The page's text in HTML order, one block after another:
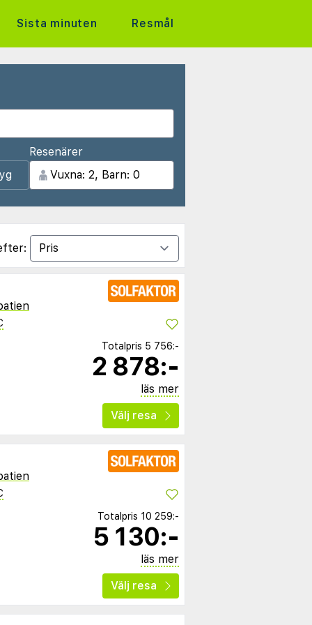
Sista minuten Resmål
Resenärer
Totalpris 5 756:-
2 878:-
läs mer
Välj resa
Totalpris 10 259:-
5 130:-
läs mer
Välj resa